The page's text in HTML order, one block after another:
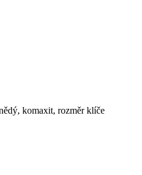
komaxit, rozměr klíče